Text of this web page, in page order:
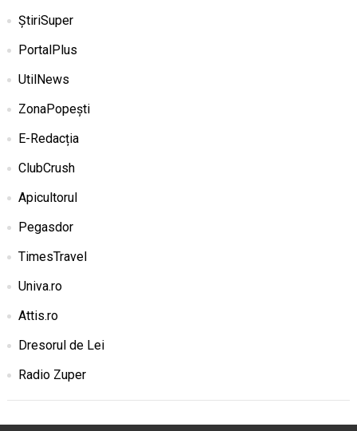
ȘtiriSuper
PortalPlus
UtilNews
ZonaPopești
E-Redacția
ClubCrush
Apicultorul
Pegasdor
TimesTravel
Univa.ro
Attis.ro
Dresorul de Lei
Radio Zuper